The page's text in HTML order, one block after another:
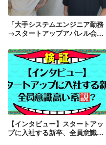
「大手システムエンジニア勤務
→スタートアップアパレル会
に自信が持てた話
【インタビュー】スタートアッ
プに入社する新卒、全員意識高